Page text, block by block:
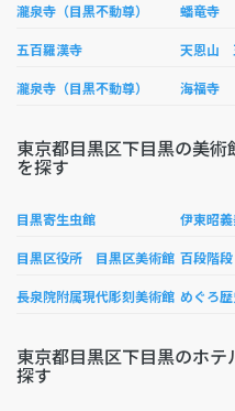
瀧泉寺（目黒不動尊） 蟠竜寺
五百羅漢寺 天恩山
瀧泉寺（目黒不動尊） 海福寺
東京都目黒区下目黒の美
を探す
目黒寄生虫館 伊東昭
目黒区役所 目黒区美術館 百段階段
長泉院附属現代彫刻美術館 めぐろ
東京都目黒区下目黒のホ
探す